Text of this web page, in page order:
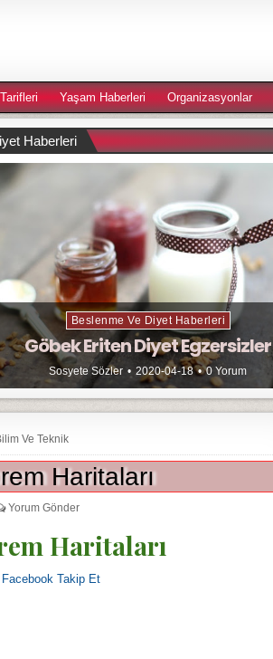
Yaşam Haberleri Organizasyonlar
Haberleri
Beslenme Ve Diyet Haberleri
Göbek Eriten Diyet Egzersizler
Sosyete Sözler 2020-04-18 0 Yorum
Ve Teknik
Haritaları
Yorum Gönder
Haritaları
Facebook Takip Et